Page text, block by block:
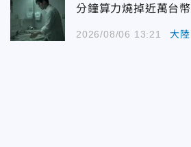
分鐘算力燒掉近萬台幣
2026/08/06 13:21 大陸